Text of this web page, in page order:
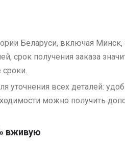
Беларуси, включая
срок получения заказа
уточнения всех деталей:
можно получить
вживую